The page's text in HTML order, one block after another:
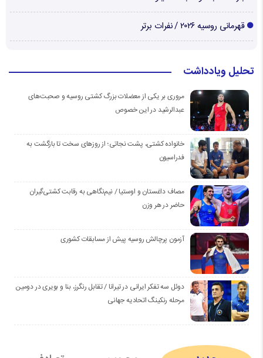
قهرمانی روسیه ۲۰۲۶ / نفرات برتر
تحلیل ویادداشت
مروری بر یکی از معضلات بزرگ کشتی روسیه و صحبت‌های
عبدالرشید در این خصوص
خانواده کشتی، پشت نجاتی؛ از روزهای سخت تا بازگشت به
فدراسیون
مصاف داغستان و اوستیا / نیم‌نگاهی به رقابت کشتی‌گیران
حاضر در هر وزن
آزمون پرچالش روسیه پیش از مسابقات کشوری
دوئل سه تفکر ایرانی در تیرانا / تقابل رنگرز، بنا و بویری در دومین
مرحله رنکینگ اتحادیه جهانی